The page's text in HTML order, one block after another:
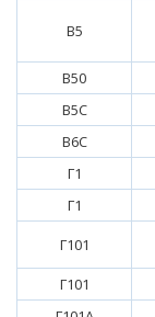
В5
В50
В5С
В6С
Г1
Г1
Г101
Г101